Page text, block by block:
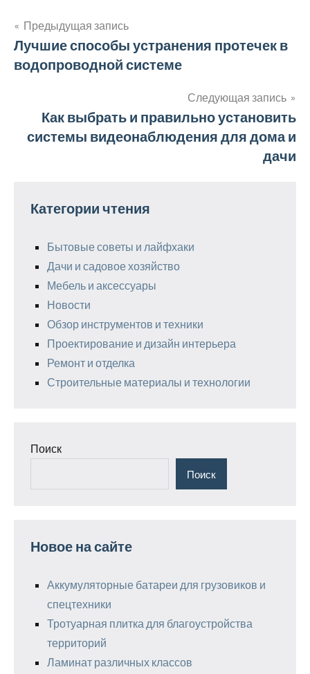
Навигация
по
Предыдущая запись
Лучшие способы устранения протечек в
водопроводной системе
Следующая запись
Как выбрать и правильно установить
системы видеонаблюдения для дома и
дачи
Категории чтения
Бытовые советы и лайфхаки
Дачи и садовое хозяйство
Мебель и аксессуары
Новости
Обзор инструментов и техники
Проектирование и дизайн интерьера
Ремонт и отделка
Строительные материалы и технологии
Поиск
Поиск
Новое на сайте
Аккумуляторные батареи для грузовиков и
спецтехники
Тротуарная плитка для благоустройства
территорий
Ламинат различных классов